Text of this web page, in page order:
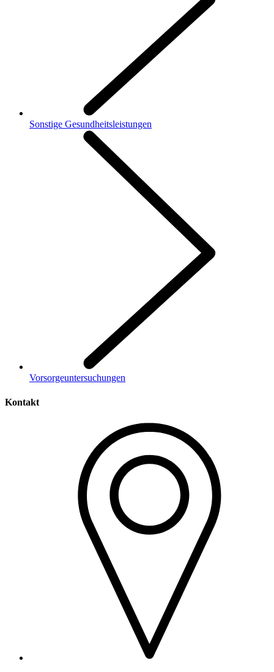
Sonstige Gesundheitsleistungen
Vorsorgeuntersuchungen
Kontakt